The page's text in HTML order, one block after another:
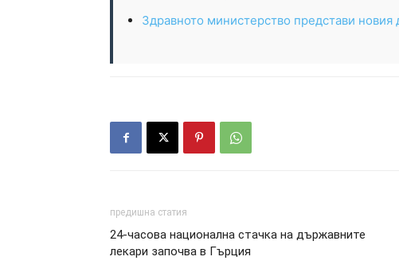
Здравното министерство представи
предишна статия
24-часова национална стачка на държавните
лекари започва в Гърция